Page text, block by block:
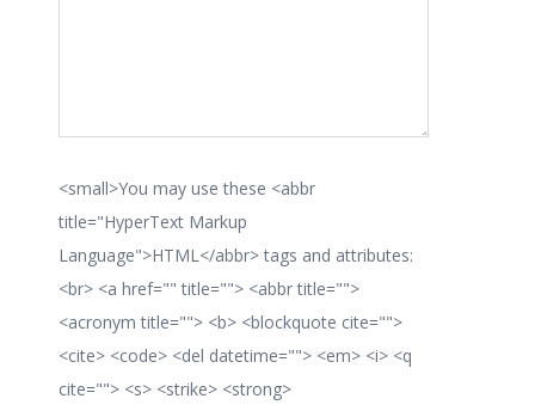
<small>You may use these <abbr
title="HyperText Markup
Language">HTML</abbr> tags and attributes:
<br> <a href="" title=""> <abbr title="">
<acronym title=""> <b> <blockquote cite="">
<cite> <code> <del datetime=""> <em> <i> <q
cite=""> <s> <strike> <strong>